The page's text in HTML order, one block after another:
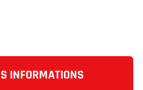
INFORMATIONS